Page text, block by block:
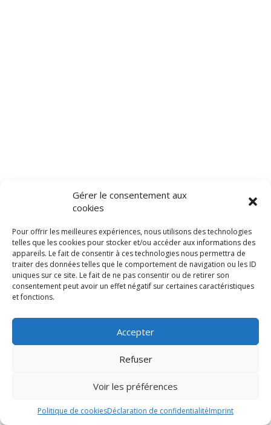
Gérer le consentement aux
cookies
Pour offrir les meilleures expériences, nous utilisons des technologies
telles que les cookies pour stocker et/ou accéder aux informations des
appareils. Le fait de consentir à ces technologies nous permettra de
traiter des données telles que le comportement de navigation ou les ID
uniques sur ce site. Le fait de ne pas consentir ou de retirer son
consentement peut avoir un effet négatif sur certaines caractéristiques
et fonctions.
Accepter
Refuser
Voir les préférences
Politique de cookiesDéclaration de confidentialitéImprint